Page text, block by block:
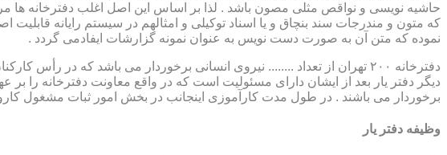
حاشیه نویسی و نواقص مثلی مصون باشد . لذا بر اساس این اصل اغلب دفترخانه ها مرعی
که متون و مندرجات سند بنچاق و یا اسناد توکیلی و امثالهم در سیستم رایانه
نموده که متن آن به صورت دست نویس به عنوان نمونه گزارشات ایفادمی گردد .
دفترخانه ۲۰۰ تهران از تعداد ........ نیروی انسانی برخوردار می باشد که در
دیگر دفتر یار بعد از ایشان دارای مسئولیت است که در واقع معاونت دفترخانه را
برخوردار می باشند . در طول مدت کارآموزی اینجانب در بخش امور ثبات مشغول
وظیفه دفتر یار